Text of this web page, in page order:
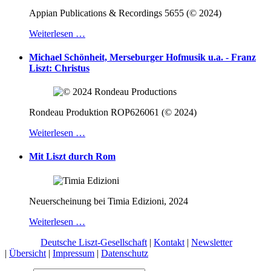
Appian Publications & Recordings 5655 (© 2024)
Weiterlesen …
Michael Schönheit, Merseburger Hofmusik u.a. - Franz
Liszt: Christus
Rondeau Produktion ROP626061 (© 2024)
Weiterlesen …
Mit Liszt durch Rom
Neuerscheinung bei Timia Edizioni, 2024
Weiterlesen …
Deutsche Liszt-Gesellschaft | Kontakt | Newsletter
| Übersicht | Impressum | Datenschutz